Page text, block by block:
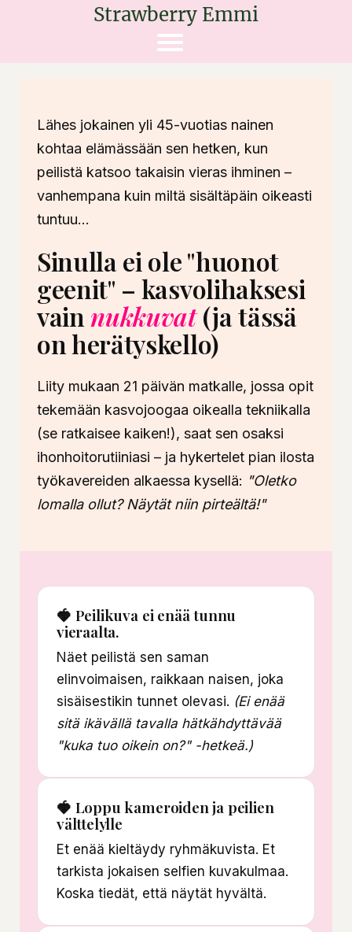
Strawberry Emmi
Lähes jokainen yli 45-vuotias nainen
kohtaa elämässään sen hetken, kun
peilistä katsoo takaisin vieras ihminen –
vanhempana kuin miltä sisältäpäin oikeasti
tuntuu...
Sinulla ei ole "huonot
geenit" – kasvolihaksesi
vain nukkuvat(ja tässä
on herätyskello)
Liity mukaan 21 päivän matkalle, jossa opit
tekemään kasvojoogaa oikealla tekniikalla
(se ratkaisee kaiken!), saat sen osaksi
ihonhoitorutiiniasi – ja hykertelet pian ilosta
työkavereiden alkaessa kysellä: "Oletko
lomalla ollut? Näytät niin pirteältä!"
🍓 Peilikuva ei enää tunnu
vieraalta.
Näet peilistä sen saman
elinvoimaisen, raikkaan naisen, joka
sisäisestikin tunnet olevasi. (Ei enää
sitä ikävällä tavalla hätkähdyttävää
"kuka tuo oikein on?" -hetkeä.)
🍓 Loppu kameroiden ja peilien
välttelylle
Et enää kieltäydy ryhmäkuvista. Et
tarkista jokaisen selfien kuvakulmaa.
Koska tiedät, että näytät hyvältä.